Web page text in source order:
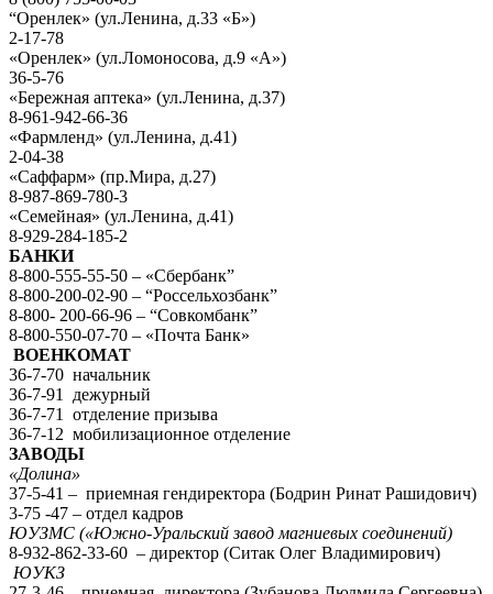
“Оренлек» (ул.Ленина, д.33 «Б»)
2-17-78
«Оренлек» (ул.Ломоносова, д.9 «А»)
36-5-76
«Бережная аптека» (ул.Ленина, д.37)
8-961-942-66-36
«Фармленд» (ул.Ленина, д.41)
2-04-38
«Саффарм» (пр.Мира, д.27)
8-987-869-780-3
«Семейная» (ул.Ленина, д.41)
8-929-284-185-2
БАНКИ
8-800-555-55-50 – «Сбербанк”
8-800-200-02-90 – “Россельхозбанк”
8-800- 200-66-96 – “Совкомбанк”
8-800-550-07-70 – «Почта Банк»
ВОЕНКОМАТ
36-7-70 начальник
36-7-91 дежурный
36-7-71 отделение призыва
36-7-12 мобилизационное отделение
ЗАВОДЫ
«Долина»
37-5-41 – приемная гендиректора (Бодрин Ринат Рашидович)
3-75 -47 – отдел кадров
ЮУЗМС («Южно-Уральский завод магниевых соединений)
8-932-862-33-60 – директор (Ситак Олег Владимирович)
ЮУКЗ